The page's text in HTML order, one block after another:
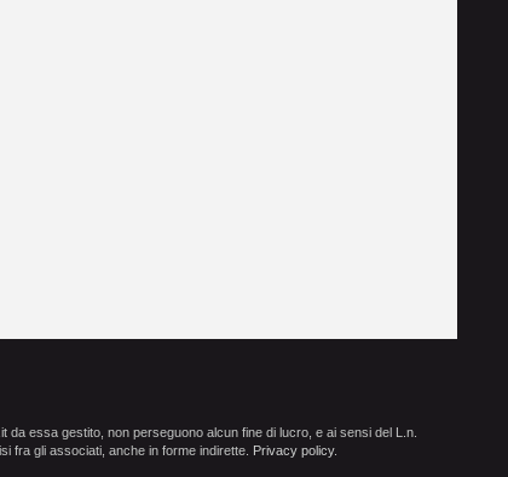
essa gestito, non perseguono alcun fine di lucro, e ai sensi del L.n.
fra gli associati, anche in forme indirette. Privacy policy.